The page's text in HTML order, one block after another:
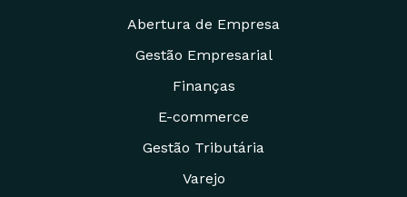
Abertura de Empresa
Gestão Empresarial
Finanças
E-commerce
Gestão Tributária
Varejo